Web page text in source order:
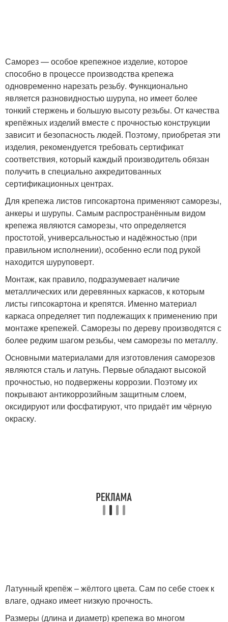
Саморез — особое крепежное изделие, которое
способно в процессе производства крепежа
одновременно нарезать резьбу. Функционально
является разновидностью шурупа, но имеет более
тонкий стержень и большую высоту резьбы. От качества
крепёжных изделий вместе с прочностью конструкции
зависит и безопасность людей. Поэтому, приобретая эти
изделия, рекомендуется требовать сертификат
соответствия, который каждый производитель обязан
получить в специально аккредитованных
сертификационных центрах.
Для крепежа листов гипсокартона применяют саморезы,
анкеры и шурупы. Самым распространённым видом
крепежа являются саморезы, что определяется
простотой, универсальностью и надёжностью (при
правильном исполнении), особенно если под рукой
находится шуруповерт.
Монтаж, как правило, подразумевает наличие
металлических или деревянных каркасов, к которым
листы гипсокартона и крепятся. Именно материал
каркаса определяет тип подлежащих к применению при
монтаже крепежей. Саморезы по дереву производятся с
более редким шагом резьбы, чем саморезы по металлу.
Основными материалами для изготовления саморезов
являются сталь и латунь. Первые обладают высокой
прочностью, но подвержены коррозии. Поэтому их
покрывают антикоррозийным защитным слоем,
оксидируют или фосфатируют, что придаёт им чёрную
окраску.
Латунный крепёж – жёлтого цвета. Сам по себе стоек к
влаге, однако имеет низкую прочность.
Размеры (длина и диаметр) крепежа во многом